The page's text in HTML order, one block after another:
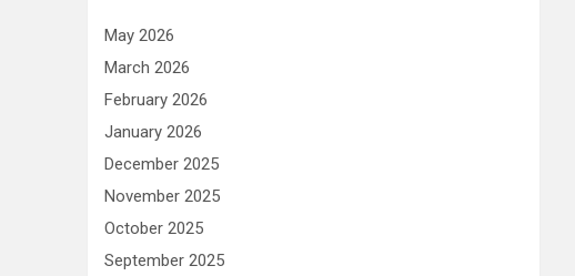
May 2026
March 2026
February 2026
January 2026
December 2025
November 2025
October 2025
September 2025